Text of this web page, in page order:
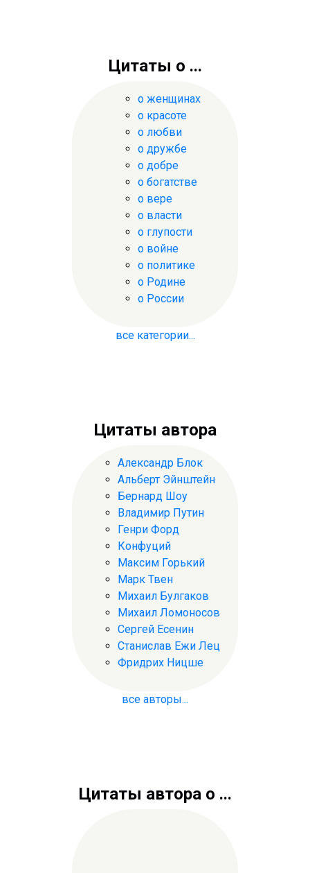
Цитаты о ...
о женщинах
о красоте
о любви
о дружбе
о добре
о богатстве
о вере
о власти
о глупости
о войне
о политике
о Родине
о России
все категории...
Цитаты автора
Александр Блок
Альберт Эйнштейн
Бернард Шоу
Владимир Путин
Генри Форд
Конфуций
Максим Горький
Марк Твен
Михаил Булгаков
Михаил Ломоносов
Сергей Есенин
Станислав Ежи Лец
Фридрих Ницше
все авторы...
Цитаты автора о ...